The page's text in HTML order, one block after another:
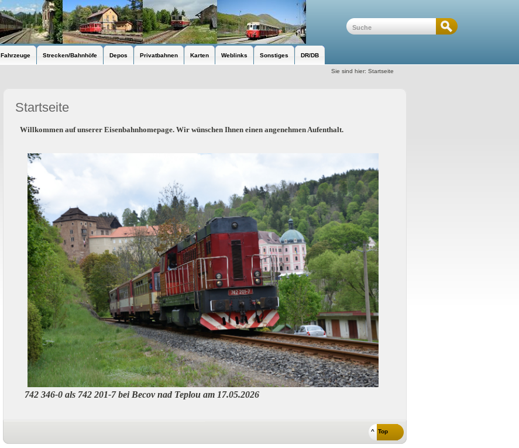
Fahrzeuge Strecken/Bahnhöfe Depos Privatbahnen Karten Weblinks Sonstiges DR/DB
Sie sind hier:Startseite
Startseite
Willkommen auf unserer Eisenbahnhomepage. Wir wünschen Ihnen einen angenehmen Aufenthalt.
742 346-0 als 742 201-7 bei Becov nad Teplou am 17.05.2026
^ Top